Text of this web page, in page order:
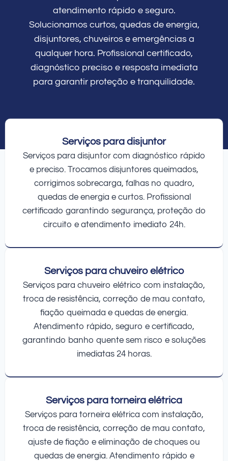
atendimento rápido e seguro.
Solucionamos curtos, quedas de energia,
disjuntores, chuveiros e emergências a
qualquer hora. Profissional certificado,
diagnóstico preciso e resposta imediata
para garantir proteção e tranquilidade.
Serviços para disjuntor
Serviços para disjuntor com diagnóstico rápido
e preciso. Trocamos disjuntores queimados,
corrigimos sobrecarga, falhas no quadro,
quedas de energia e curtos. Profissional
certificado garantindo segurança, proteção do
circuito e atendimento imediato 24h.
Serviços para chuveiro elétrico
Serviços para chuveiro elétrico com instalação,
troca de resistência, correção de mau contato,
fiação queimada e quedas de energia.
Atendimento rápido, seguro e certificado,
garantindo banho quente sem risco e soluções
imediatas 24 horas.
Serviços para torneira elétrica
Serviços para torneira elétrica com instalação,
troca de resistência, correção de mau contato,
ajuste de fiação e eliminação de choques ou
quedas de energia. Atendimento rápido e